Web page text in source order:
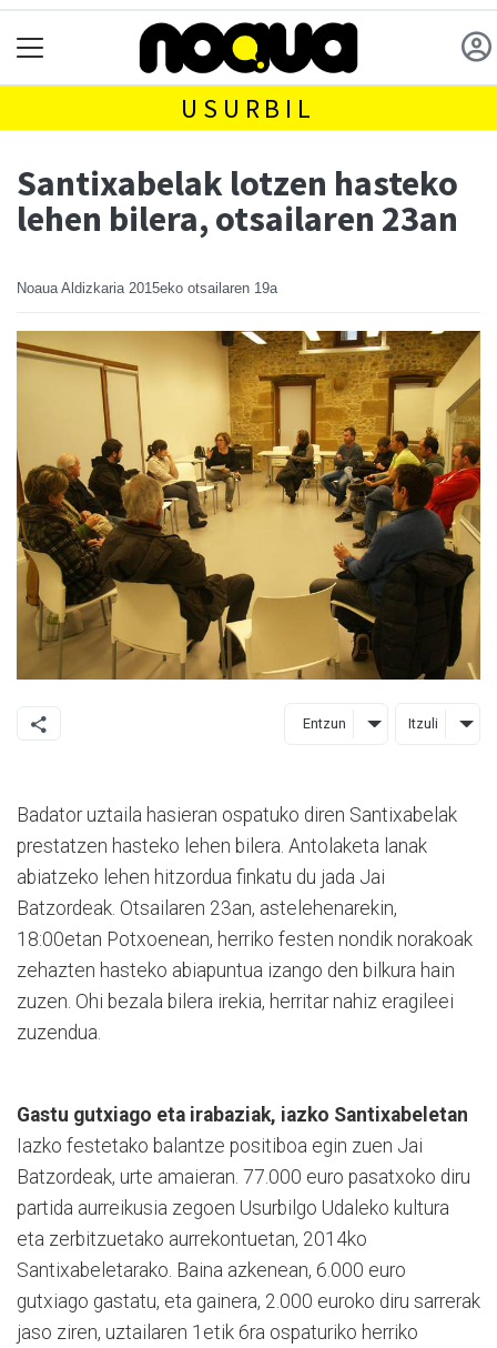
USURBIL
Santixabelak lotzen hasteko
lehen bilera, otsailaren 23an
Noaua Aldizkaria 2015eko otsailaren 19a
Entzun Itzuli
Badator uztaila hasieran ospatuko diren Santixabelak
prestatzen hasteko lehen bilera. Antolaketa lanak
abiatzeko lehen hitzordua finkatu du jada Jai
Batzordeak. Otsailaren 23an, astelehenarekin,
18:00etan Potxoenean, herriko festen nondik norakoak
zehazten hasteko abiapuntua izango den bilkura hain
zuzen. Ohi bezala bilera irekia, herritar nahiz eragileei
zuzendua.
Gastu gutxiago eta irabaziak, iazko Santixabeletan
Iazko festetako balantze positiboa egin zuen Jai
Batzordeak, urte amaieran. 77.000 euro pasatxoko diru
partida aurreikusia zegoen Usurbilgo Udaleko kultura
eta zerbitzuetako aurrekontuetan, 2014ko
Santixabeletarako. Baina azkenean, 6.000 euro
gutxiago gastatu, eta gainera, 2.000 euroko diru sarrerak
jaso ziren, uztailaren 1etik 6ra ospaturiko herriko